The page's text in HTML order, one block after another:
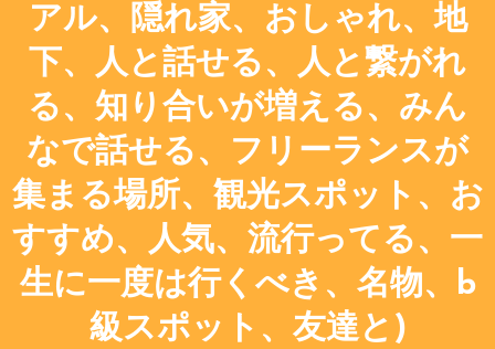
アル、隠れ家、おしゃれ、地
下、人と話せる、人と繋がれ
る、知り合いが増える、みん
なで話せる、フリーランスが
集まる場所、観光スポット、お
すすめ、人気、流行ってる、一
生に一度は行くべき、名物、b
級スポット、友達と)